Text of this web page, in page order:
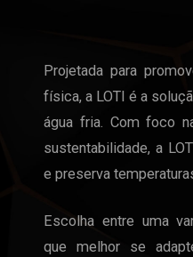
Projetada para
física, a LOTI é a
água fria. Com foco
sustentabilidade, a
e preserva
Escolha entre uma
que melhor se